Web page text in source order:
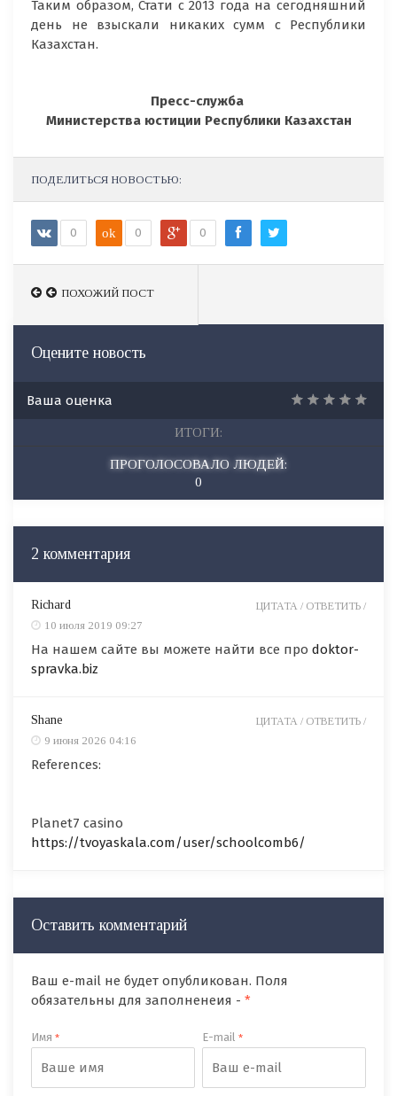
Таким образом, Стати с 2013 года на сегодняшний
день не взыскали никаких сумм с Республики
Казахстан.
Пресс-служба
Министерства юстиции Республики Казахстан
ПОДЕЛИТЬСЯ НОВОСТЬЮ:
0 ok 0 0
ПОХОЖИЙ ПОСТ
Оцените новость
Ваша оценка
ИТОГИ:
ПРОГОЛОСОВАЛО ЛЮДЕЙ:
0
2 комментария
Richard
10 июля 2019 09:27
На нашем сайте вы можете найти все про doktor-
spravka.biz
ЦИТАТА / ОТВЕТИТЬ /
Shane
9 июня 2026 04:16
References:
Planet7 casino
https://tvoyaskala.com/user/schoolcomb6/
ЦИТАТА / ОТВЕТИТЬ /
Оставить комментарий
Ваш e-mail не будет опубликован. Поля
обязательны для заполненеия - *
Имя * E-mail*